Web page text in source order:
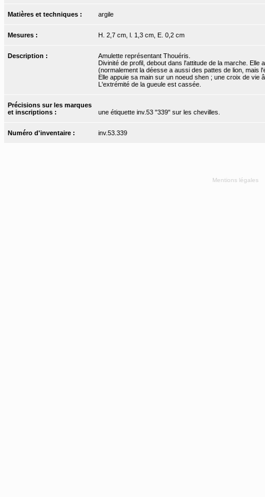
Matières et techniques : argile
Mesures : H. 2,7 cm, l. 1,3 cm, E. 0,2 cm
Description :
Amulette représentant Thouéris.
Divinité de profil, debout dans l'attitude de la marche.
(normalement la déesse a aussi des pattes de lion, mais
Elle appuie sa main sur un noeud shen ; une croix de vie
L'extrémité de la gueule est cassée.
Précisions sur les marques
et inscriptions :
une étiquette inv.53 "339" sur les chevilles.
Numéro d'inventaire : inv.53.339
Mentions légales